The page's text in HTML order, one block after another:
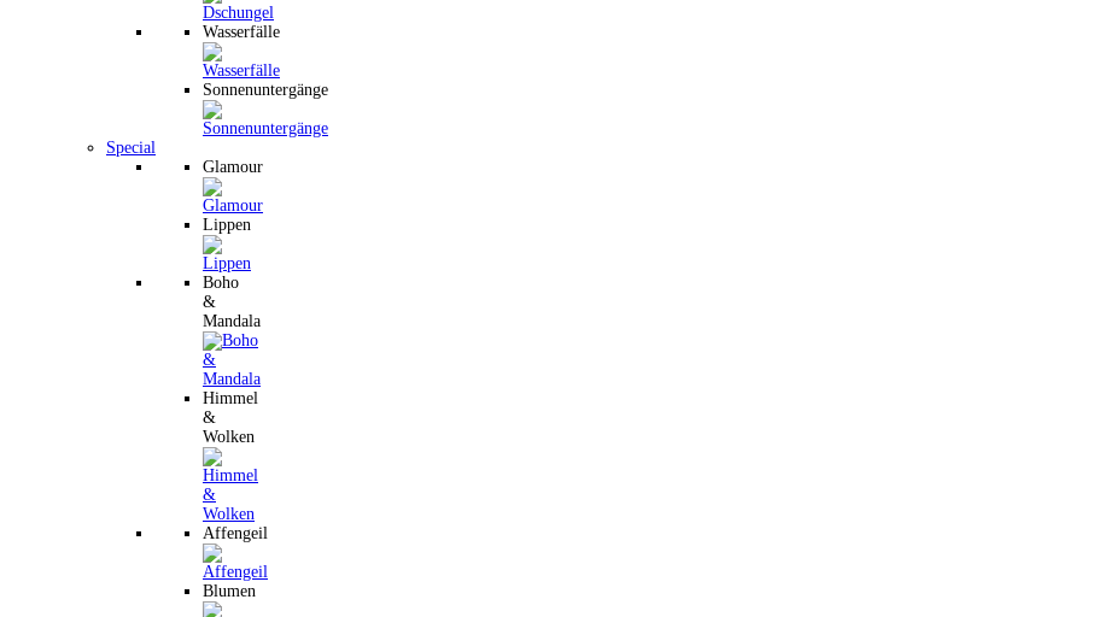
Wasserfälle
Sonnenuntergänge
Special
Glamour
Lippen
Boho
&
Mandala
Himmel
&
Wolken
Affengeil
Blumen